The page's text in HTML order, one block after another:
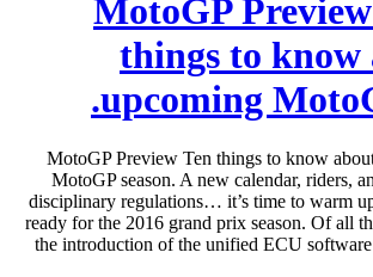
2016 MotoGP
things to know
upcoming
2016 MotoGP Preview Ten things to know
MotoGP season. A new calendar, riders,
disciplinary regulations… it’s time to warm
ready for the 2016 grand prix season. Of all
the introduction of the unified ECU software